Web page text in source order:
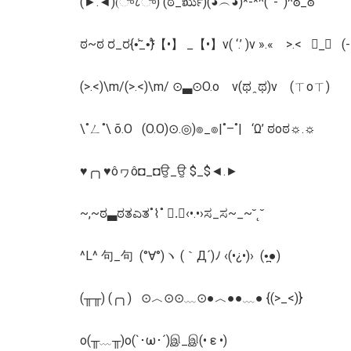
ಠ~ಠ ರ_ರ{•̃̾_•̃̾}【•】 _【•】v( ‘.’ )v ».« >.< ॓_॔ (-
(>.<)\m/(>.<)\m/ ⊙▃⊙O.o v(ಥ ̯ ಥ)v (ㄒoㄒ)
\˚ㄥ˚\ õ.O (O.O)⊙.◎)๏_๏|˚–˚| ‘Ω’ ಠoಠ☼.☼
♥╭╮♥ôヮô◘_◘ਉ_ਉ $_$◄.►
~,~ಠ▃ಠತಎತ˚⌇˚ ॓.॔‹•.•›ಸ_ಸ~_~˘˛˘
^L^ 句_句 (°∀°)ヽ (｀Д´)ﾉ ‹(•¿•)› (•̪●)
(╥╥) (╭╮) ⊙︿⊙⊙﹏⊙●︿●●﹏● {(>_<)}
o(╥﹏╥)o(`･ω･´)இ_இ(• ε •)